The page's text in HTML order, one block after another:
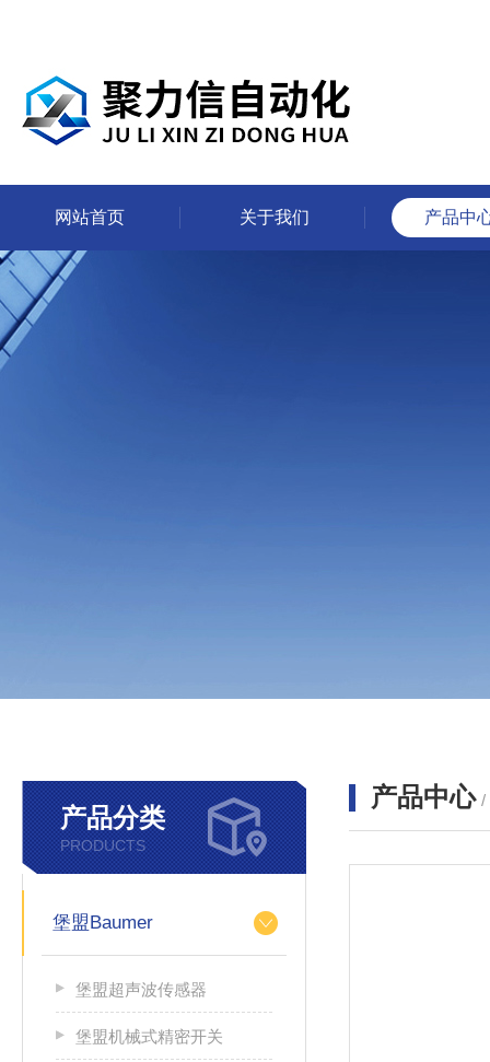
网站首页 关于我们 产品中
产品分类
PRODUCTS
堡盟Baumer
堡盟超声波传感器
堡盟机械式精密开关
产品中心 /